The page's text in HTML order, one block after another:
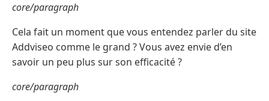
core/paragraph
Cela fait un moment que vous entendez parler du site
Addviseo comme le grand ? Vous avez envie d’en
savoir un peu plus sur son efficacité ?
core/paragraph